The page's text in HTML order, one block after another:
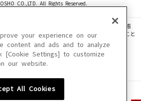
CO.,LTD. All Rights Reserved.
の文章・画像・写真・動画・音声等を、手段や形態
を超えて無断で複製、転載、ファイル化などすること
りご利用いただけない場合があります。
信内容が変更になる場合があります。
your experience on our
content and ads and to analyze
[Cookie Settings] to customize
our website.
All Cookies